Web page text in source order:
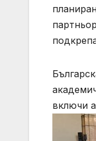
включи